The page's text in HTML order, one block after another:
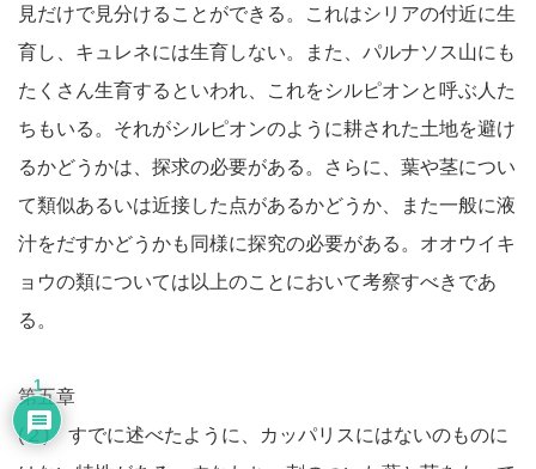
見だけで見分けることができる。これはシリアの付近に生
育し、キュレネには生育しない。また、パルナソス山にも
たくさん生育するといわれ、これをシルピオンと呼ぶ人た
ちもいる。それがシルピオンのように耕された土地を避け
るかどうかは、探求の必要がある。さらに、葉や茎につい
て類似あるいは近接した点があるかどうか、また一般に液
汁をだすかどうかも同様に探究の必要がある。オオウイキ
ョウの類については以上のことにおいて考察すべきであ
る。
第五章
(２) すでに述べたように、カッパリスにはないのものに
1